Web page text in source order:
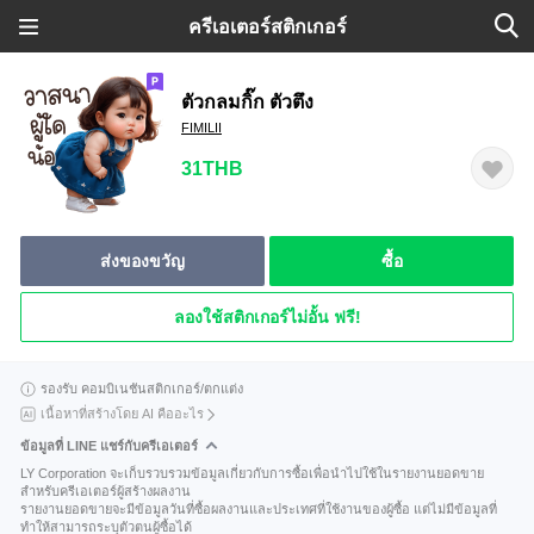
ครีเอเตอร์สติกเกอร์
ตัวกลมกิ๊ก ตัวตึง
FIMILII
31THB
ส่งของขวัญ ซื้อ
ลองใช้สติกเกอร์ไม่อั้น ฟรี!
รองรับ คอมบิเนชันสติกเกอร์/ตกแต่ง
เนื้อหาที่สร้างโดย AI คืออะไร
ข้อมูลที่ LINE แชร์กับครีเอเตอร์
LY Corporation จะเก็บรวบรวมข้อมูลเกี่ยวกับการซื้อเพื่อนำไปใช้ในรายงานยอดขาย
สำหรับครีเอเตอร์ผู้สร้างผลงาน
รายงานยอดขายจะมีข้อมูลวันที่ซื้อผลงานและประเทศที่ใช้งานของผู้ซื้อ แต่ไม่มีข้อมูลที่
ทำให้สามารถระบุตัวตนผู้ซื้อได้